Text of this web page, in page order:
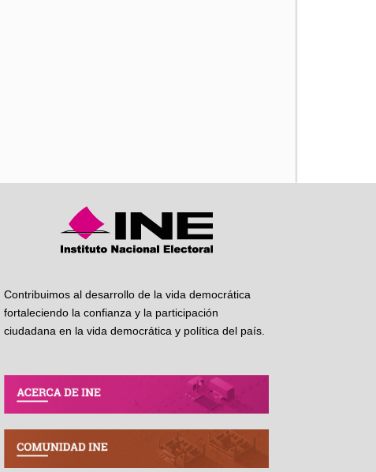
Contribuimos al desarrollo de la vida democrática
fortaleciendo la confianza y la participación
ciudadana en la vida democrática y política del país.